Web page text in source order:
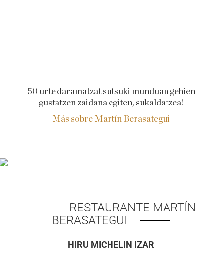
Liburuak
Otras colaboraciones
50 urte daramatzat sutsuki munduan gehien
gustatzen zaidana egiten, sukaldatzea!
Más sobre Martín Berasategui
RESTAURANTE MARTÍN
BERASATEGUI
HIRU MICHELIN IZAR